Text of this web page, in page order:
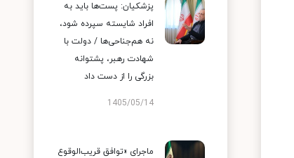
پزشکیان: پست‌ها باید به
افراد شایسته سپرده شود،
نه هم‌جناحی‌ها / دولت با
شهادت رهبر، پشتوانه
بزرگی را از دست داد
1405/05/14
ماجرای «توافق قریب‌الوقوع